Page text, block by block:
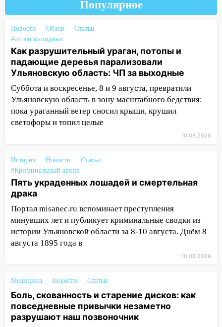
означают классы бензина и можно ли
заливать «старое» топливо в
современные автомобили
06:30 Какая погода будет в Ульяновской
области днем 9 августа
05:05 День, когда всё может
измениться: гороскоп на 9 августа —
три знака получат шанс, который нельзя
упустить
08.08.2026
Во время урагана в Ульяновске на
19:55
В Ульяновске упавшее дерево
заблокировало в машине двух женщин
17:15
ремонтируют девять мостов: один уже
готов, ещё два — почти завершены
17:00 «Ульяновскалипсис»: последствия
урагана 8 августа
области на 9 августа
16:34 Из-за мощной непогоды в
Ульяновске отменили фестиваль «Наше
время»
Популярное
Новости Обзор
Статьи
#итоги выходных
Как разрушительный ураган, потопы и
падающие деревья парализовали
Ульяновскую область: ЧП за выходные
Суббота и воскресенье, 8 и 9 августа, превратили
Ульяновскую область в зону масштабного бедствия:
пока ураганный ветер сносил крыши, крушил
светофоры и топил целые
10.08.2026
История Новости
Статьи
#Криминальный архив
Пять украденных лошадей и смертельная
драка
Портал misanec.ru вспоминает преступления
минувших лет и публикует криминальные сводки из
истории Ульяновской области за 8-10 августа. Днём 8
августа 1895 года в
10.08.2026
Медицина Новости Статьи
Боль, скованность и старение дисков: как
повседневные привычки незаметно
разрушают наш позвоночник